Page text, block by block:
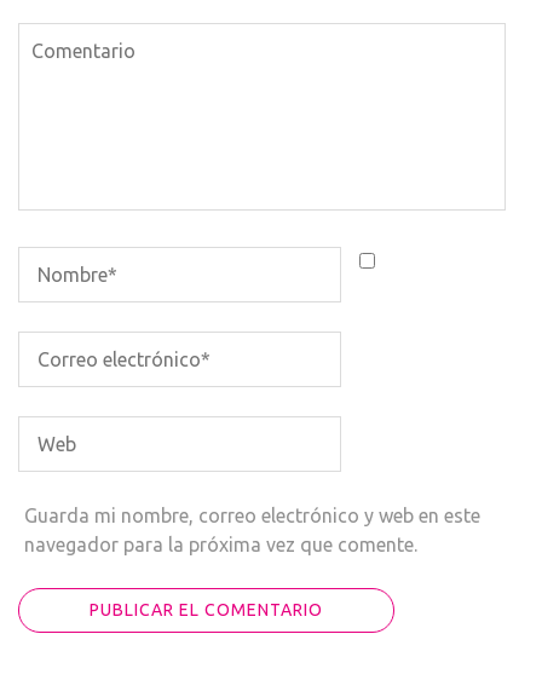
Guarda mi nombre, correo electrónico y web en este
navegador para la próxima vez que comente.